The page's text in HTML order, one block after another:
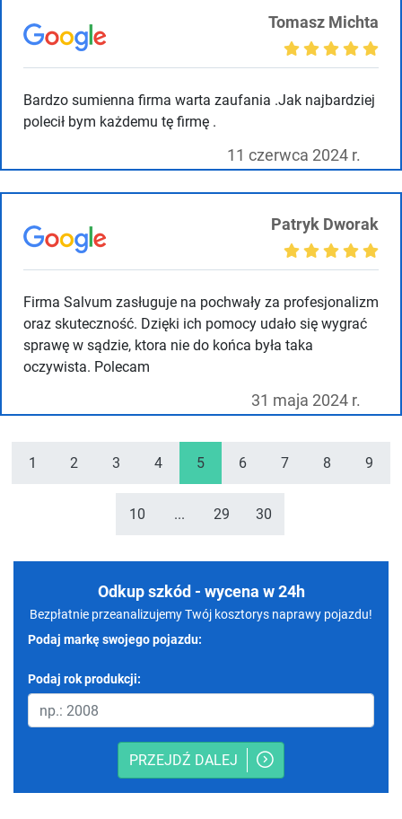
Tomasz Michta
Bardzo sumienna firma warta zaufania .Jak najbardziej
polecił bym każdemu tę firmę .
11 czerwca 2024 r.
Patryk Dworak
Firma Salvum zasługuje na pochwały za profesjonalizm
oraz skuteczność. Dzięki ich pomocy udało się wygrać
sprawę w sądzie, ktora nie do końca była taka
oczywista. Polecam
31 maja 2024 r.
1 2 3 4 5 6 7 8 9
10 ... 29 30
Odkup szkód - wycena w 24h
Bezpłatnie przeanalizujemy Twój kosztorys naprawy pojazdu!
Podaj markę swojego pojazdu:
Podaj rok produkcji:
PRZEJDŹ DALEJ